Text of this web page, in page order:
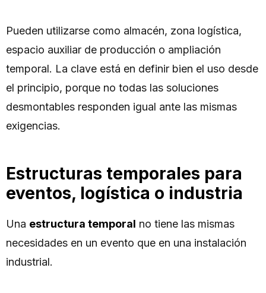
Pueden utilizarse como almacén, zona logística,
espacio auxiliar de producción o ampliación
temporal. La clave está en definir bien el uso desde
el principio, porque no todas las soluciones
desmontables responden igual ante las mismas
exigencias.
Estructuras temporales para
eventos, logística o industria
Una estructura temporal no tiene las mismas
necesidades en un evento que en una instalación
industrial.